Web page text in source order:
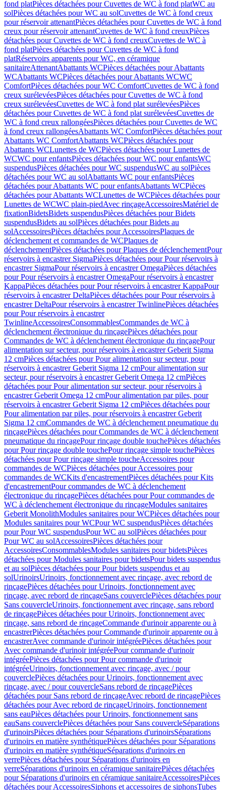
fond platPièces détachées pour Cuvettes de WC à fond platWC au
solPièces détachées pour WC au solCuvettes de WC à fond creux
pour réservoir attenantPièces détachées pour Cuvettes de WC à fond
creux pour réservoir attenantCuvettes de WC à fond creuxPièces
détachées pour Cuvettes de WC à fond creuxCuvettes de WC à
fond platPièces détachées pour Cuvettes de WC à fond
platRéservoirs apparents pour WC, en céramique
sanitaireAttenantAbattants WCPièces détachées pour Abattants
WCAbattants WCPièces détachées pour Abattants WCWC
ComfortPièces détachées pour WC ComfortCuvettes de WC à fond
creux surélevéesPièces détachées pour Cuvettes de WC à fond
creux surélevéesCuvettes de WC à fond plat surélevéesPièces
détachées pour Cuvettes de WC à fond plat surélevéesCuvettes de
WC à fond creux rallongéesPièces détachées pour Cuvettes de WC
à fond creux rallongéesAbattants WC ComfortPièces détachées pour
Abattants WC ComfortAbattants WCPièces détachées pour
Abattants WCLunettes de WCPièces détachées pour Lunettes de
WCWC pour enfantsPièces détachées pour WC pour enfantsWC
suspendusPièces détachées pour WC suspendusWC au solPièces
détachées pour WC au solAbattants WC pour enfantsPièces
détachées pour Abattants WC pour enfantsAbattants WCPièces
détachées pour Abattants WCLunettes de WCPièces détachées pour
Lunettes de WCWC plain-piedAvec rinçageAccessoiresMatériel de
fixationBidetsBidets suspendusPièces détachées pour Bidets
suspendusBidets au solPièces détachées pour Bidets au
solAccessoiresPièces détachées pour AccessoiresPlaques de
déclenchement et commandes de WCPlaques de
déclenchementPièces détachées pour Plaques de déclenchementPour
réservoirs à encastrer SigmaPièces détachées pour Pour réservoirs à
encastrer SigmaPour réservoirs à encastrer OmegaPièces détachées
pour Pour réservoirs à encastrer OmegaPour réservoirs à encastrer
KappaPièces détachées pour Pour réservoirs à encastrer KappaPour
réservoirs à encastrer DeltaPièces détachées pour Pour réservoirs à
encastrer DeltaPour réservoirs à encastrer TwinlinePièces détachées
pour Pour réservoirs à encastrer
TwinlineAccessoiresConsommablesCommandes de WC à
déclenchement électronique du rinçagePièces détachées pour
Commandes de WC à déclenchement électronique du rinçagePour
alimentation sur secteur, pour réservoirs à encastrer Geberit Sigma
12 cmPièces détachées pour Pour alimentation sur secteur, pour
réservoirs à encastrer Geberit Sigma 12 cmPour alimentation sur
secteur, pour réservoirs à encastrer Geberit Omega 12 cmPièces
détachées pour Pour alimentation sur secteur, pour réservoirs à
encastrer Geberit Omega 12 cmPour alimentation par piles, pour
réservoirs à encastrer Geberit Sigma 12 cmPièces détachées pour
Pour alimentation par piles, pour réservoirs à encastrer Geberit
Sigma 12 cmCommandes de WC à déclenchement pneumatique du
rinçagePièces détachées pour Commandes de WC à déclenchement
pneumatique du rinçagePour rinçage double touchePièces détachées
pour Pour rinçage double touchePour rinçage simple touchePièces
détachées pour Pour rinçage simple toucheAccessoires pour
commandes de WCPièces détachées pour Accessoires pour
commandes de WCKits d'encastrementPièces détachées pour Kits
d'encastrementPour commandes de WC à déclenchement
électronique du rinçagePièces détachées pour Pour commandes de
WC à déclenchement électronique du rinçageModules sanitaires
Geberit MonolithModules sanitaires pour WCPièces détachées pour
Modules sanitaires pour WCPour WC suspendusPièces détachées
pour Pour WC suspendusPour WC au solPièces détachées pour
Pour WC au solAccessoiresPièces détachées pour
AccessoiresConsommablesModules sanitaires pour bidetsPièces
détachées pour Modules sanitaires pour bidetsPour bidets suspendus
et au solPièces détachées pour Pour bidets suspendus et au
solUrinoirsUrinoirs, fonctionnement avec rinçage, avec rebord de
rinçagePièces détachées pour Urinoirs, fonctionnement avec
rinçage, avec rebord de rinçageSans couverclePièces détachées pour
Sans couvercleUrinoirs, fonctionnement avec rinçage, sans rebord
de rinçagePièces détachées pour Urinoirs, fonctionnement avec
rinçage, sans rebord de rinçageCommande d'urinoir apparente ou à
encastrerPièces détachées pour Commande d'urinoir apparente ou à
encastrerAvec commande d'urinoir intégréePièces détachées pour
Avec commande d'urinoir intégréePour commande d'urinoir
intégréePièces détachées pour Pour commande d'urinoir
intégréeUrinoirs, fonctionnement avec rinçage, avec / pour
couverclePièces détachées pour Urinoirs, fonctionnement avec
rinçage, avec / pour couvercleSans rebord de rinçagePièces
détachées pour Sans rebord de rinçageAvec rebord de rinçagePièces
détachées pour Avec rebord de rinçageUrinoirs, fonctionnement
sans eauPièces détachées pour Urinoirs, fonctionnement sans
eauSans couverclePièces détachées pour Sans couvercleSéparations
d'urinoirsPièces détachées pour Séparations d'urinoirsSéparations
d'urinoirs en matière synthétiquePièces détachées pour Séparations
d'urinoirs en matière synthétiqueSéparations d'urinoirs en
verrePièces détachées pour Séparations d'urinoirs en
verreSéparations d'urinoirs en céramique sanitairePièces détachées
pour Séparations d'urinoirs en céramique sanitaireAccessoiresPièces
détachées pour AccessoiresSiphons et accessoires de siphonsTubes